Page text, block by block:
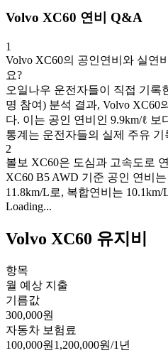
Volvo XC60 연비 Q&A
1
Volvo XC60의 공인연비와 실연
요?
오일나우 운전자들이 직접 기록
명 참여) 분석 결과, Volvo XC60
다. 이는 공인 연비인 9.9km/ℓ 보
통계는 운전자들의 실제 주유
2
볼보 XC60은 도심과 고속도로
XC60 B5 AWD 기준 공인 연비
11.8km/L로, 복합연비는 10.1km/
Loading...
Volvo XC60 유지비
항목
월 예상 지출
기름값
300,000원
자동차 보험료
100,000원1,200,000원/1년